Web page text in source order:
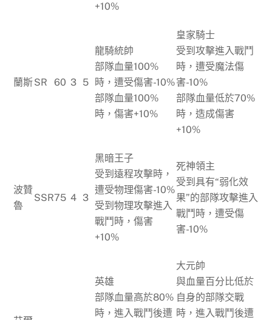
+10%
蘭斯SR 60 3 5
龍騎統帥
部隊血量100%
時，遭受傷害-10%
部隊血量100%
時，傷害+10%
皇家騎士
受到攻擊進入戰鬥
時，遭受魔法傷
害-10%
部隊血量低於70%
時，造成傷害
+10%
波贊
魯
SSR75 4 3
黑暗王子
受到遠程攻擊時，
遭受物理傷害-10%
受到物理攻擊進入
戰鬥時，傷害
+10%
死神領主
受到具有“弱化效
果”的部隊攻擊進入
戰鬥時，遭受傷
害-10%
英雄
部隊血量高於80%
時，進入戰鬥後遭
大元帥
與血量百分比低於
自身的部隊交戰
時，進入戰鬥後遭